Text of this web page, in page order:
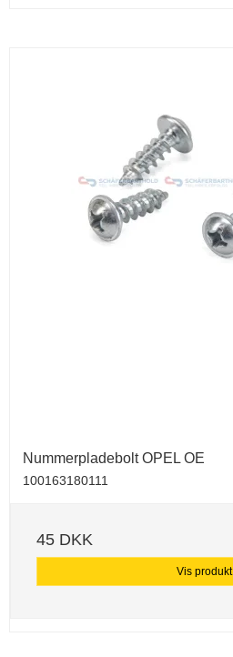
Nummerpladebolt OPEL OE
100163180111
45 DKK
Vis produkt